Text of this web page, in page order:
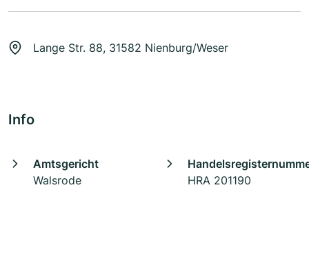
Lange Str. 88, 31582 Nienburg/Weser
Info
Amtsgericht
Walsrode
HRA 201190